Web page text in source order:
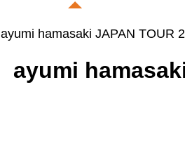
ayumi hamasaki JAPAN TOUR
ayumi